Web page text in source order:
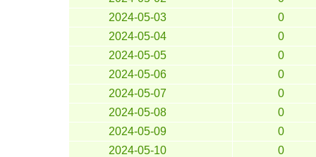
2024-05-03
0
2024-05-04
0
2024-05-05
0
2024-05-06
0
2024-05-07
0
2024-05-08
0
2024-05-09
0
2024-05-10
0